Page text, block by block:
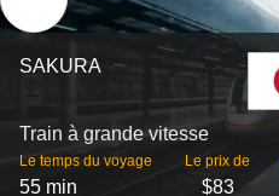
SAKURA
Train à grande vitesse
Le temps du voyage
55 min
Le prix de
$83